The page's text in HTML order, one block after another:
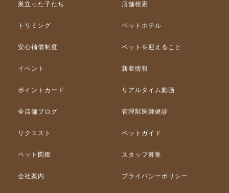
巣立った子たち 店舗検索
トリミング ペットホテル
安心補償制度 ペットを迎えること
イベント 新着情報
ポイントカード リアルタイム動画
全店舗ブログ 管理獣医師健診
リクエスト ペットガイド
ペット図鑑 スタッフ募集
会社案内 プライバシーポリシー